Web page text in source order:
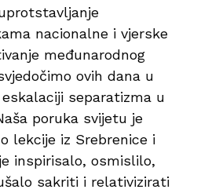
nacionalne i vjerske
međunarodnog
ovih dana u
separatizma u
poruka svijetu je
lekcije iz Srebrenice i
inspirisalo, osmislilo,
sakriti i relativizirati